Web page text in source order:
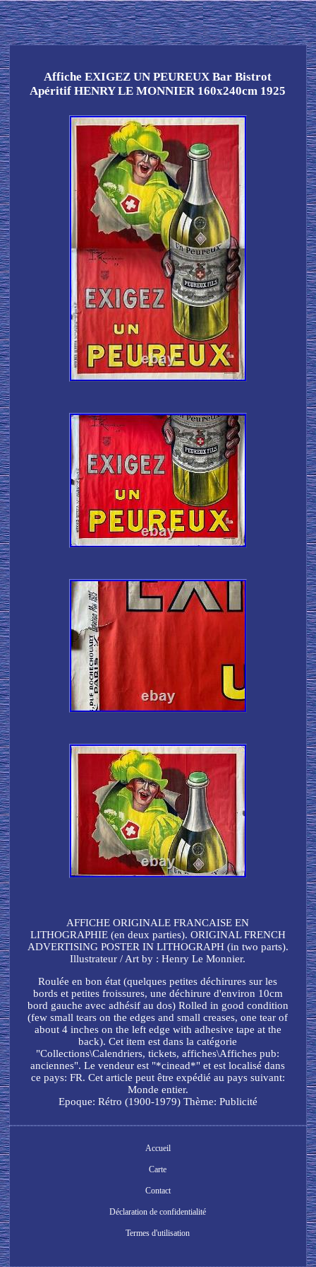
Affiche EXIGEZ UN PEUREUX Bar Bistrot
Apéritif HENRY LE MONNIER 160x240cm 1925
AFFICHE ORIGINALE FRANCAISE EN
LITHOGRAPHIE (en deux parties). ORIGINAL FRENCH
ADVERTISING POSTER IN LITHOGRAPH (in two parts).
Illustrateur / Art by : Henry Le Monnier.
Roulée en bon état (quelques petites déchirures sur les
bords et petites froissures, une déchirure d'environ 10cm
bord gauche avec adhésif au dos) Rolled in good condition
(few small tears on the edges and small creases, one tear of
about 4 inches on the left edge with adhesive tape at the
back). Cet item est dans la catégorie
"Collections\Calendriers, tickets, affiches\Affiches pub:
anciennes". Le vendeur est "*cinead*" et est localisé dans
ce pays: FR. Cet article peut être expédié au pays suivant:
Monde entier.
Epoque: Rétro (1900-1979) Thème: Publicité
Accueil
Carte
Contact
Déclaration de confidentialité
Termes d'utilisation